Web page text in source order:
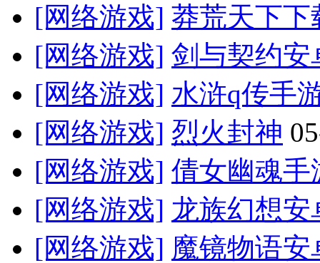
[网络游戏] 莽荒天下下
[网络游戏] 剑与契约安
[网络游戏] 水浒q传手
[网络游戏] 烈火封神
[网络游戏] 倩女幽魂手
[网络游戏] 龙族幻想安
[网络游戏] 魔镜物语安